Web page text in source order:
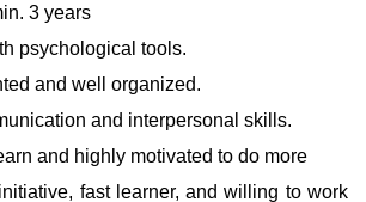
3 years
psychological tools.
and well organized.
and interpersonal skills.
and highly motivated to do more
fast learner, and willing to work